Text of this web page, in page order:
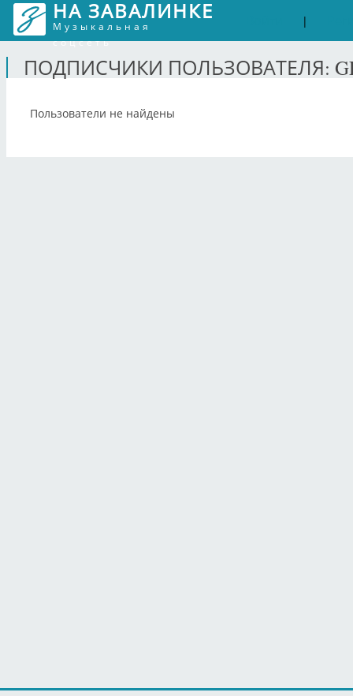
НА ЗАВАЛИНКЕ
Музыкальная
соцсеть
|
ПОДПИСЧИКИ ПОЛЬЗОВАТЕЛЯ:
Пользователи не найдены